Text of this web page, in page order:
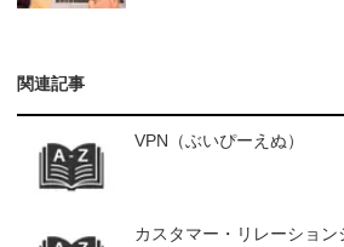
関連記事
VPN（ぶいぴーえぬ）
カスタマー・リレーション